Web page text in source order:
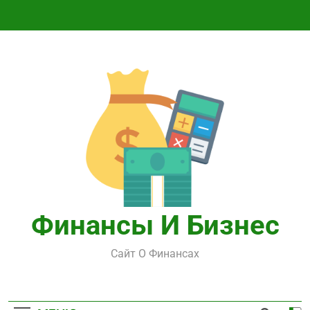
Финансы И Бизнес
Сайт О Финансах